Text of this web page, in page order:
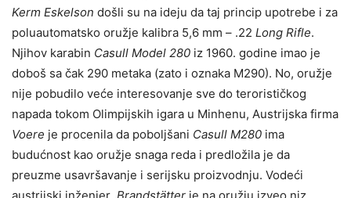
Kerm Eskelson došli su na ideju da taj princip upotrebe i za
poluautomatsko oružje kalibra 5,6 mm – .22 Long Rifle.
Njihov karabin Casull Model 280 iz 1960. godine imao je
doboš sa čak 290 metaka (zato i oznaka M290). No, oružje
nije pobudilo veće interesovanje sve do terorističkog
napada tokom Olimpijskih igara u Minhenu, Austrijska firma
Voere je procenila da poboljšani Casull M280 ima
budućnost kao oružje snaga reda i predložila je da
preuzme usavršavanje i serijsku proizvodnju. Vodeći
austrijski inženjer Brandstätter je na oružju izveo niz